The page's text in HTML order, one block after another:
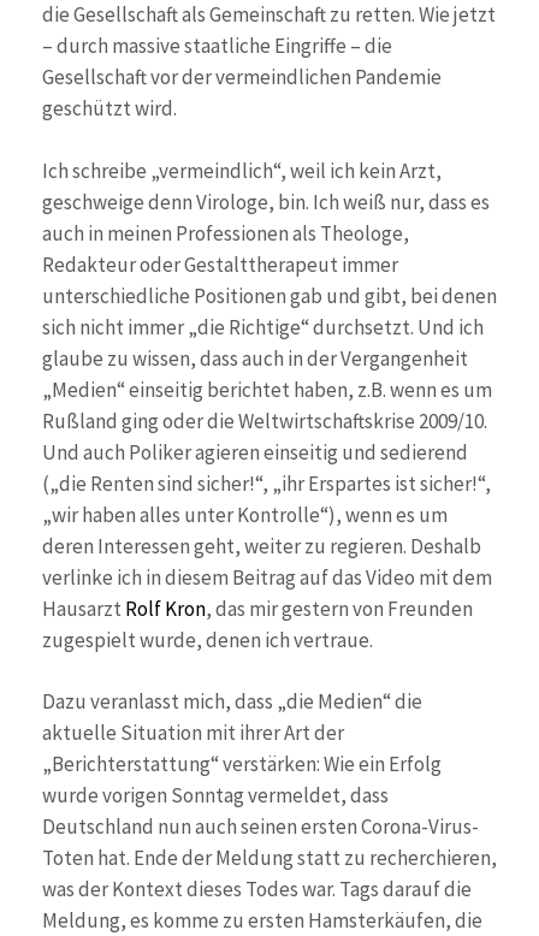
die Gesellschaft als Gemeinschaft zu retten. Wie jetzt
– durch massive staatliche Eingriffe – die
Gesellschaft vor der vermeindlichen Pandemie
geschützt wird.
Ich schreibe „vermeindlich“, weil ich kein Arzt,
geschweige denn Virologe, bin. Ich weiß nur, dass es
auch in meinen Professionen als Theologe,
Redakteur oder Gestalttherapeut immer
unterschiedliche Positionen gab und gibt, bei denen
sich nicht immer „die Richtige“ durchsetzt. Und ich
glaube zu wissen, dass auch in der Vergangenheit
„Medien“ einseitig berichtet haben, z.B. wenn es um
Rußland ging oder die Weltwirtschaftskrise 2009/10.
Und auch Poliker agieren einseitig und sedierend
(„die Renten sind sicher!“, „ihr Erspartes ist sicher!“,
„wir haben alles unter Kontrolle“), wenn es um
deren Interessen geht, weiter zu regieren. Deshalb
verlinke ich in diesem Beitrag auf das Video mit dem
Hausarzt Rolf Kron, das mir gestern von Freunden
zugespielt wurde, denen ich vertraue.
Dazu veranlasst mich, dass „die Medien“ die
aktuelle Situation mit ihrer Art der
„Berichterstattung“ verstärken: Wie ein Erfolg
wurde vorigen Sonntag vermeldet, dass
Deutschland nun auch seinen ersten Corona-Virus-
Toten hat. Ende der Meldung statt zu recherchieren,
was der Kontext dieses Todes war. Tags darauf die
Meldung, es komme zu ersten Hamsterkäufen, die